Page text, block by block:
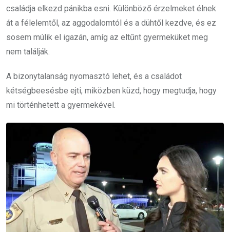
családja elkezd pánikba esni. Különböző érzelmeket élnek
át a félelemtől, az aggodalomtól és a dühtől kezdve, és ez
sosem múlik el igazán, amíg az eltűnt gyermeküket meg
nem találják.
A bizonytalanság nyomasztó lehet, és a családot
kétségbeesésbe ejti, miközben küzd, hogy megtudja, hogy
mi történhetett a gyermekével.